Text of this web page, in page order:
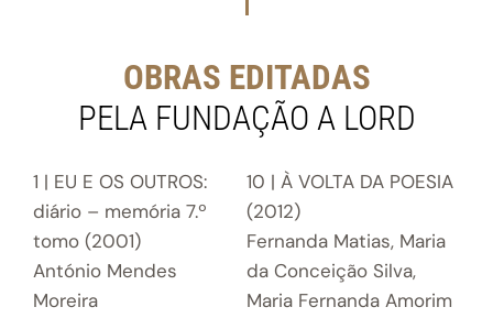
OBRAS EDITADAS
PELA FUNDAÇÃO A LORD
1 | EU E OS OUTROS:
diário – memória 7.º
tomo (2001)
António Mendes
Moreira
10 | À VOLTA DA POESIA
(2012)
Fernanda Matias, Maria
da Conceição Silva,
Maria Fernanda Amorim